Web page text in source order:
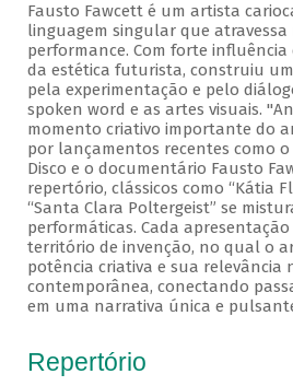
Fausto Fawcett é um artista
linguagem singular que
performance. Com forte
da estética futurista, construiu
pela experimentação e pelo
spoken word e as artes visuais.
momento criativo importante do
por lançamentos recentes como
Disco e o documentário Fausto
repertório, clássicos como “Kátia
“Santa Clara Poltergeist” se
performáticas. Cada
território de invenção, no qual o
potência criativa e sua relevância
contemporânea, conectando
em uma narrativa única e
Repertório